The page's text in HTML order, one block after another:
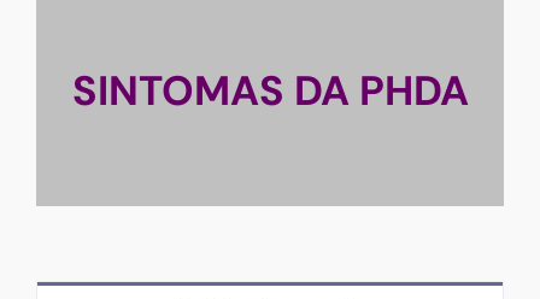
SINTOMAS DA PHDA